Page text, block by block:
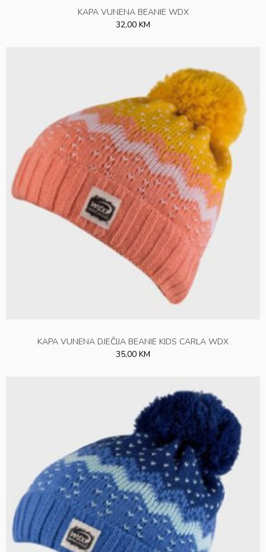
KAPA VUNENA BEANIE WDX
32,00 KM
KAPA VUNENA DJEČIJA BEANIE KIDS CARLA WDX
35,00 KM